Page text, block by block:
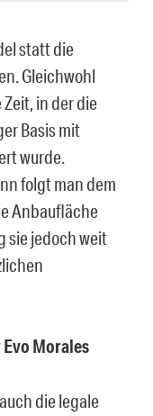
statt die
Gleichwohl
in der die
Basis mit
wurde.
folgt man dem
Anbaufläche
sie jedoch weit
Morales
die legale